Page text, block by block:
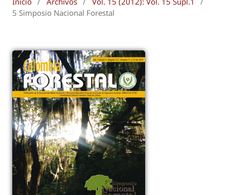
5 Simposio Nacional Forestal